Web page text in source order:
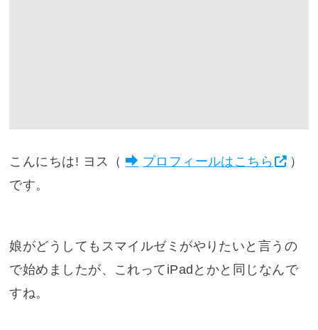
こんにちは! ヨス（ プロフィールはこちら
）
です。
娘がどうしてもスマイルゼミがやりたいと言うの
で始めましたが、これってiPadとかと同じなんで
すね。